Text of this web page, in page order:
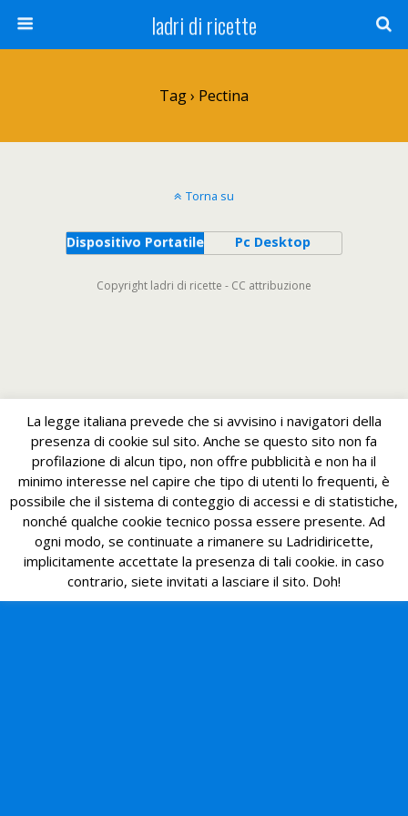
ladri di ricette
Tag › Pectina
Torna su
Dispositivo Portatile Pc Desktop
Copyright ladri di ricette - CC attribuzione
La legge italiana prevede che si avvisino i navigatori della
presenza di cookie sul sito. Anche se questo sito non fa
profilazione di alcun tipo, non offre pubblicità e non ha il
minimo interesse nel capire che tipo di utenti lo frequenti, è
possibile che il sistema di conteggio di accessi e di statistiche,
nonché qualche cookie tecnico possa essere presente. Ad
ogni modo, se continuate a rimanere su Ladridiricette,
implicitamente accettate la presenza di tali cookie. in caso
contrario, siete invitati a lasciare il sito. Doh!